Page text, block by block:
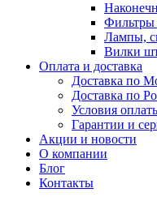
Фильтры
Лампы,
Вилки
Оплата и доставка
Доставка по
Доставка по
Условия
Гарантии и
Акции и новости
О компании
Блог
Контакты